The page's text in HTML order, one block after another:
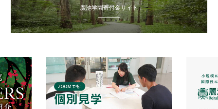
廣池学園寄付金サイト